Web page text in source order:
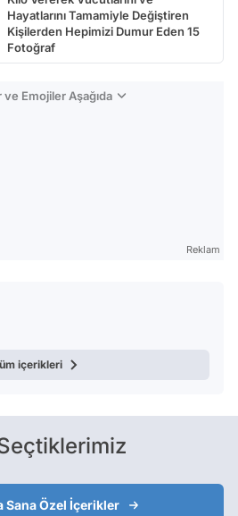
Hayatlarını Tamamiyle Değiştiren
Kişilerden Hepimizi Dumur Eden 15
Fotoğraf
Emojiler Aşağıda
Reklam
içerikleri
Sana Özel İçerikler